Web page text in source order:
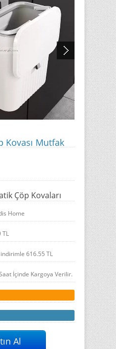
Kovası Mutfak
Çöp Kovaları
Home
TL
616.55 TL
İçinde Kargoya Verilir.